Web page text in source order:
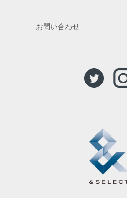
お問い合わせ